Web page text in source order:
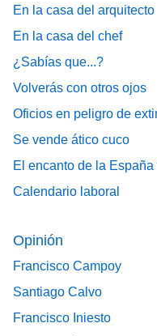
En la casa del arquitecto
En la casa del chef
¿Sabías que...?
Volverás con otros ojos
Oficios en peligro de
Se vende ático cuco
El encanto de la España
Calendario laboral
Opinión
Francisco Campoy
Santiago Calvo
Francisco Iniesto